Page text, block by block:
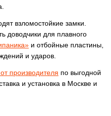
взломостойкие замки.
доводчики для плавного
и отбойные пластины,
и ударов.
производителя по выгодной
и установка в Москве и